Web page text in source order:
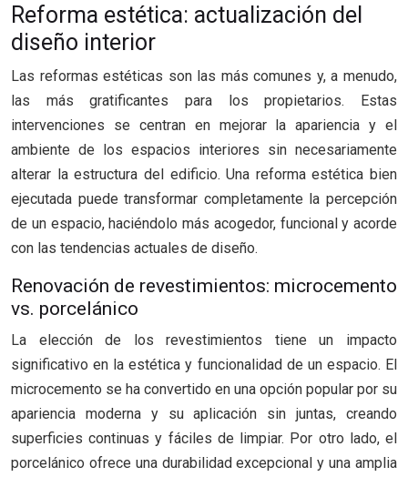
Reforma estética: actualización del
diseño interior
Las reformas estéticas son las más comunes y, a menudo,
las más gratificantes para los propietarios. Estas
intervenciones se centran en mejorar la apariencia y el
ambiente de los espacios interiores sin necesariamente
alterar la estructura del edificio. Una reforma estética bien
ejecutada puede transformar completamente la percepción
de un espacio, haciéndolo más acogedor, funcional y acorde
con las tendencias actuales de diseño.
Renovación de revestimientos: microcemento
vs. porcelánico
La elección de los revestimientos tiene un impacto
significativo en la estética y funcionalidad de un espacio. El
microcemento se ha convertido en una opción popular por su
apariencia moderna y su aplicación sin juntas, creando
superficies continuas y fáciles de limpiar. Por otro lado, el
porcelánico ofrece una durabilidad excepcional y una amplia